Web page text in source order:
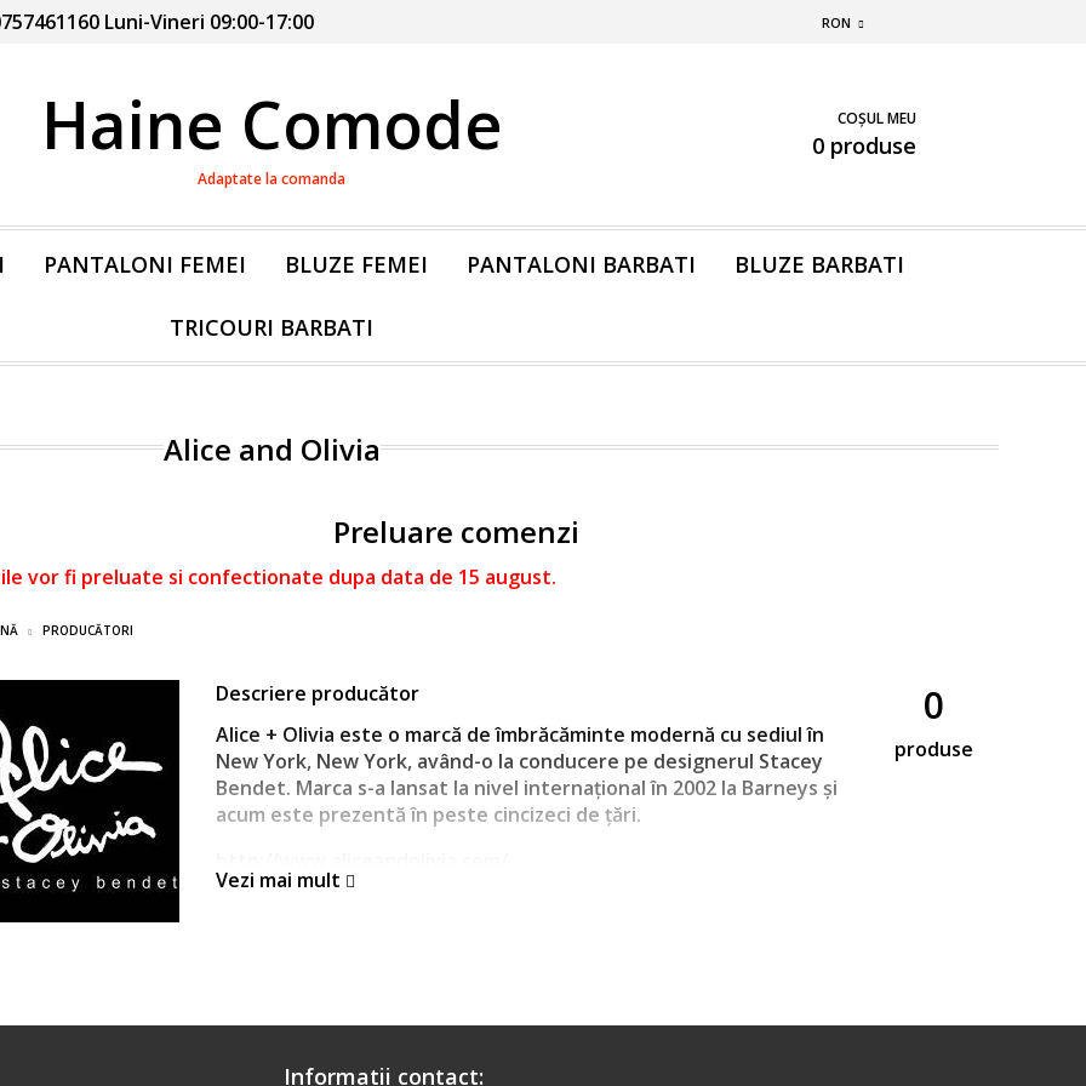
Luni-Vineri 09:00-17:00 RON
Haine Comode
Adaptate la comanda
COȘUL MEU
0 produse
PANTALONI FEMEI BLUZE FEMEI PANTALONI BARBATI BLUZE BARBATI
TRICOURI BARBATI
Preluare comenzi
vor fi preluate si confectionate dupa data de 15 august.
PRODUCĂTORI
Alice and Olivia
Descriere producător
Alice + Olivia este o marcă de îmbrăcăminte modernă cu sediul în
New York, New York, având-o la conducere pe designerul Stacey
Bendet. Marca s-a lansat la nivel internațional în 2002 la Barneys și
acum este prezentă în peste cincizeci de țări.
Vezi mai mult
0
produse
Informatii contact: